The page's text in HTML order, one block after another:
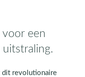
voor een
uitstraling.
dit revolutionaire